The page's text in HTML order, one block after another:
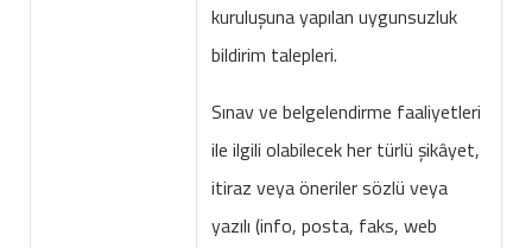
kuruluşuna yapılan uygunsuzluk
bildirim talepleri.
Sınav ve belgelendirme faaliyetleri
ile ilgili olabilecek her türlü şikâyet,
itiraz veya öneriler sözlü veya
yazılı (info, posta, faks, web